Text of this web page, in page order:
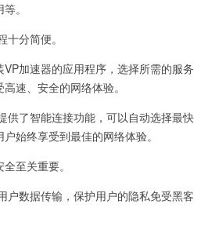
。
分简便。
加速器的应用程序，选择所需的服务
速、安全的网络体验。
了智能连接功能，可以自动选择最快
始终享受到最佳的网络体验。
至关重要。
数据传输，保护用户的隐私免受黑客